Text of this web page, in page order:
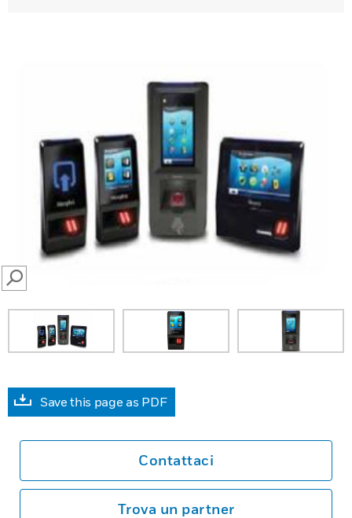
SEARCH
Save this page as PDF
Contattaci
Trova un partner